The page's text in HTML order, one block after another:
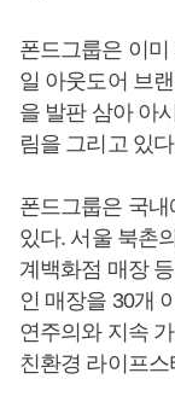
폰드그룹은 이
일 아웃도어 브
을 발판 삼아 아
림을 그리고 있
폰드그룹은 국내
있다. 서울 북촌
계백화점 매장
인 매장을 30개
연주의와 지속
친환경 라이프